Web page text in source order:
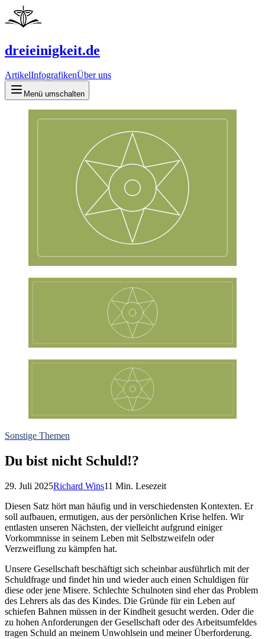
dreieinigkeit.de
ArtikelInfografikenÜber uns
Menü umschalten
Sonstige Themen
Du bist nicht Schuld!?
29. Juli 2025Richard Wins11 Min. Lesezeit
Diesen Satz hört man häufig und in verschiedensten Kontexten. Er
soll aufbauen, ermutigen, aus der persönlichen Krise helfen. Wir
entlasten unseren Nächsten, der vielleicht aufgrund einiger
Vorkommnisse in seinem Leben mit Selbstzweifeln oder
Verzweiflung zu kämpfen hat.
Unsere Gesellschaft beschäftigt sich scheinbar ausführlich mit der
Schuldfrage und findet hin und wieder auch einen Schuldigen für
diese oder jene Misere. Schlechte Schulnoten sind eher das Problem
des Lehrers als das des Kindes. Die Gründe für ein Leben auf
schiefen Bahnen müssen in der Kindheit gesucht werden. Oder die
zu hohen Anforderungen der Gesellschaft oder des Arbeitsumfeldes
tragen Schuld an meinem Unwohlsein und meiner Überforderung.